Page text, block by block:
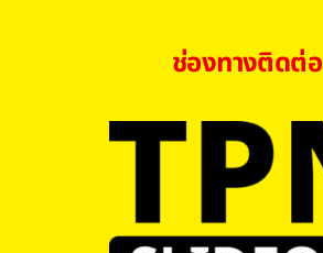
ช่องทางติดต่อ